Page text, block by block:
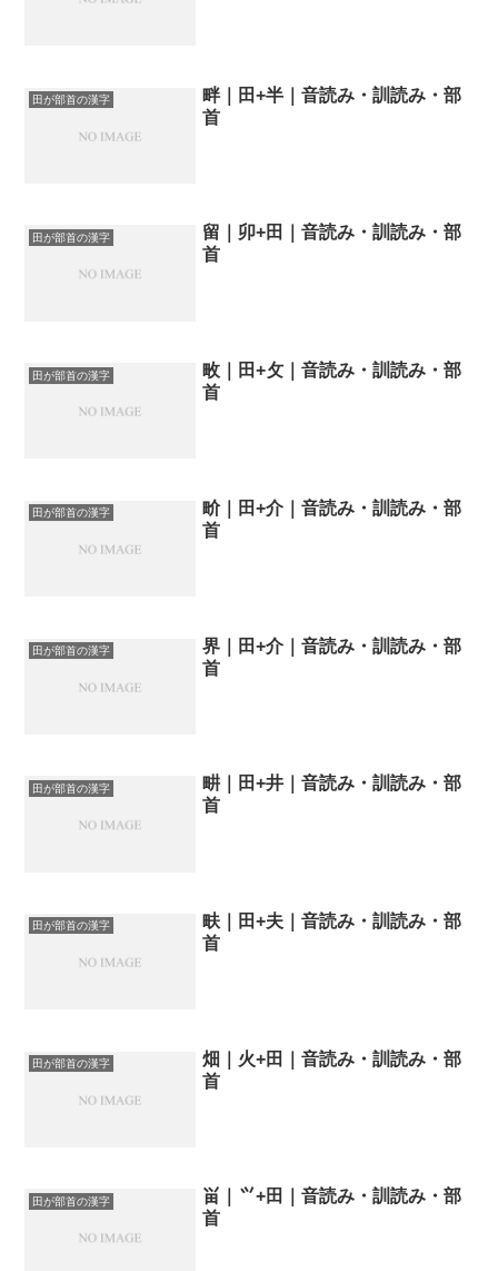
田が部首の漢字
畔｜田+半｜音読み・訓読み・部
首
田が部首の漢字
留｜卯+田｜音読み・訓読み・部
首
田が部首の漢字
畋｜田+攵｜音読み・訓読み・部
首
田が部首の漢字
畍｜田+介｜音読み・訓読み・部
首
田が部首の漢字
界｜田+介｜音読み・訓読み・部
首
田が部首の漢字
畊｜田+井｜音読み・訓読み・部
首
田が部首の漢字
畉｜田+夫｜音読み・訓読み・部
首
田が部首の漢字
畑｜火+田｜音読み・訓読み・部
首
田が部首の漢字
畄｜⺍+田｜音読み・訓読み・部
首